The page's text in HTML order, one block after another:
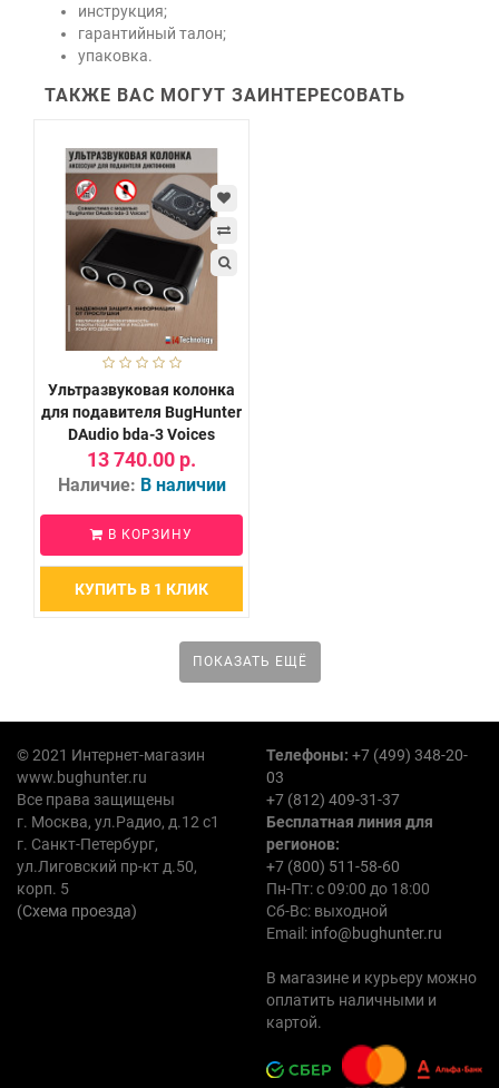
инструкция;
гарантийный талон;
упаковка.
ТАКЖЕ ВАС МОГУТ ЗАИНТЕРЕСОВАТЬ
Ультразвуковая колонка
для подавителя BugHunter
DAudio bda-3 Voices
13 740.00 р.
Наличие: В наличии
В КОРЗИНУ
КУПИТЬ В 1 КЛИК
ПОКАЗАТЬ ЕЩЁ
© 2021 Интернет-магазин
www.bughunter.ru
Все права защищены
г. Москва, ул.Радио, д.12 с1
г. Санкт-Петербург,
ул.Лиговский пр-кт д.50,
корп. 5
(Схема проезда)
Телефоны: +7 (499) 348-20-
03
+7 (812) 409-31-37
Бесплатная линия для
регионов:
+7 (800) 511-58-60
Пн-Пт: с 09:00 до 18:00
Сб-Вс: выходной
Email: info@bughunter.ru
В магазине и курьеру можно
оплатить наличными и
картой.